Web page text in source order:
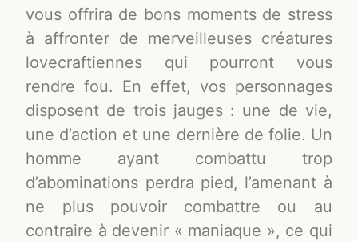
vous offrira de bons moments de stress
à affronter de merveilleuses créatures
lovecraftiennes qui pourront vous
rendre fou. En effet, vos personnages
disposent de trois jauges : une de vie,
une d’action et une dernière de folie. Un
homme ayant combattu trop
d’abominations perdra pied, l’amenant à
ne plus pouvoir combattre ou au
contraire à devenir « maniaque », ce qui